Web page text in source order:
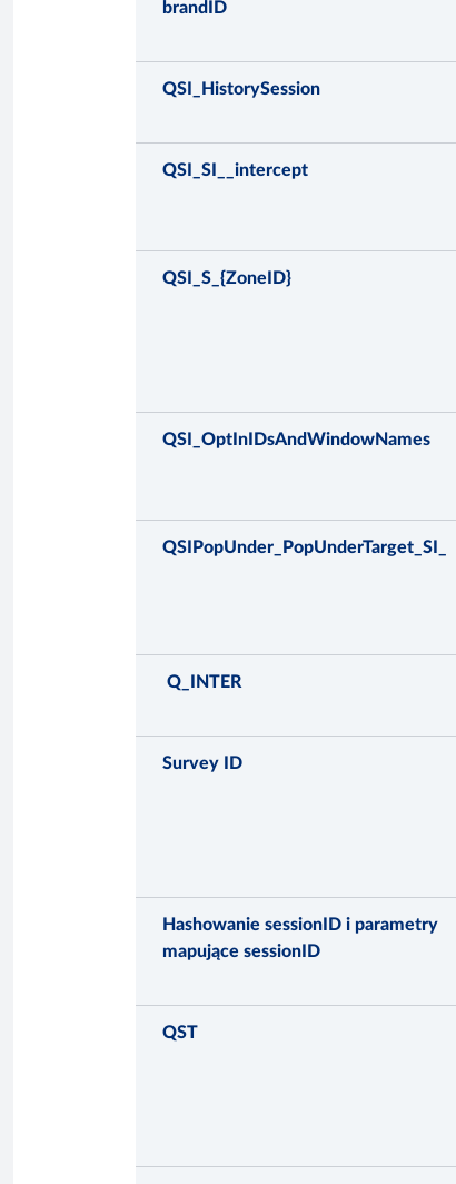
brandID
QSI_HistorySession
QSI_SI__intercept
QSI_S_{ZoneID}
QSI_OptInIDsAndWindowNames
QSIPopUnder_PopUnderTarget_SI_
Q_INTER
Survey ID
Hashowanie sessionID i parametry
mapujące sessionID
QST